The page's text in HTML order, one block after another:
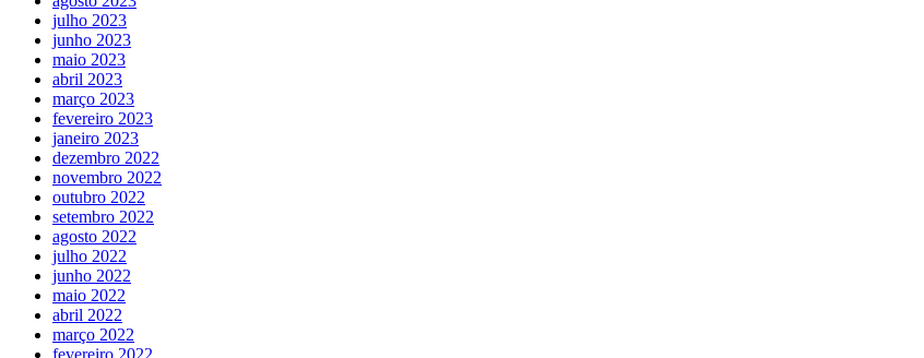
julho 2023
junho 2023
maio 2023
abril 2023
março 2023
fevereiro 2023
janeiro 2023
dezembro 2022
novembro 2022
outubro 2022
setembro 2022
agosto 2022
julho 2022
junho 2022
maio 2022
abril 2022
março 2022